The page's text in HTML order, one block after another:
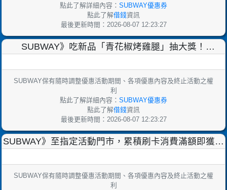
點此了解詳細內容： SUBWAY優惠券
點此了解借錢資訊
最後更新時間：2026-08-07 12:23:27
SUBWAY》吃新品「青花椒烤雞腿」抽大獎！
SUBWAY保有隨時調整優惠活動期間、各項優惠內容及終止活動之權
利
點此了解詳細內容： SUBWAY優惠券
點此了解借錢資訊
最後更新時間：2026-08-07 12:23:27
SUBWAY》至指定活動門市，累積刷卡消費滿額即獲得
SUBWAY保有隨時調整優惠活動期間、各項優惠內容及終止活動之權
利